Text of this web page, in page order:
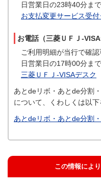
日営業日の23時40分ま
お支払変更サービス受
お電話（三菱ＵＦＪ-VISA
ご利用明細が当行で確
日営業日の17時00分ま
三菱ＵＦＪ-VISAデスク
あとdeリボ・あとde分割
について、くわしくは以下
あとdeリボ・あとde分割
この情報によ